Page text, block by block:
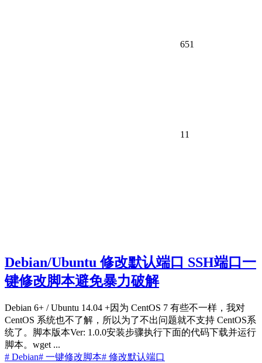
651
11
Debian/Ubuntu 修改默认端口 SSH端口一
键修改脚本避免暴力破解
Debian 6+ / Ubuntu 14.04 +因为 CentOS 7 有些不一样，我对
CentOS 系统也不了解，所以为了不出问题就不支持 CentOS系
统了。脚本版本Ver: 1.0.0安装步骤执行下面的代码下载并运行
脚本。wget ...
# Debian# 一键修改脚本# 修改默认端口